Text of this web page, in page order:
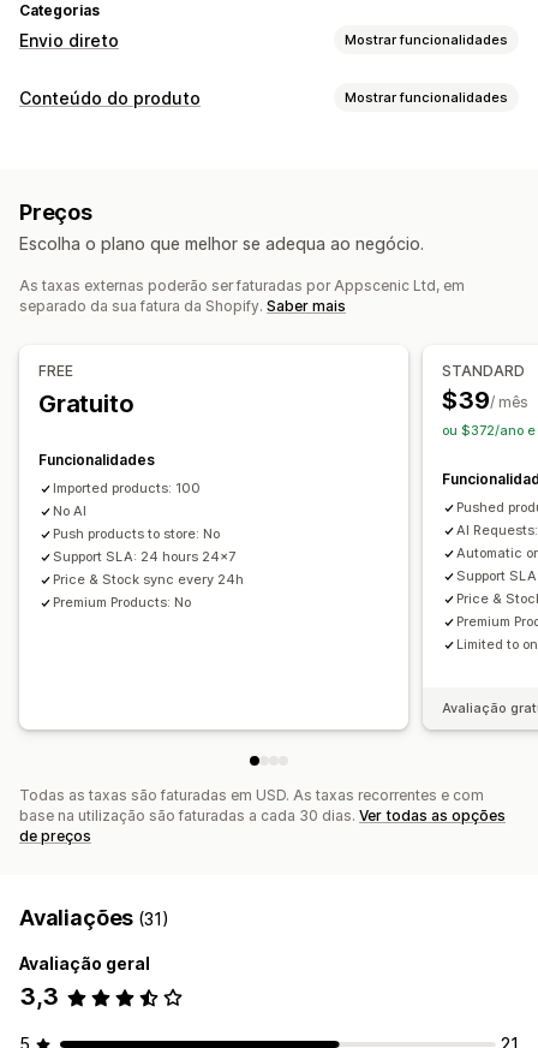
Categorias
Envio direto Mostrar funcionalidades
Produtos que pode vender
Entretenimento e conteúdos multimédia
Brinquedos e jogos
Produtos de bebé
Produtos desportivos Produtos para animais
Mobiliário
Empresas e escritório Equipamento Automóveis
Locais de aquisição
Chéquia
Dinamarca Emirados Árabes Unidos
Estados Unidos
França
Israel
Itália
Moldávia
Reino Unido
Roménia
Suécia Turquia
Conteúdo do produto Mostrar funcionalidades
Publicações nas redes sociais
Geração por IA Edição de imagem
Otimização automática
Pesquisa de palavras-chave
Otimização de URL
Preços
Escolha o plano que melhor se adequa ao negócio.
As taxas externas poderão ser faturadas por Appscenic Ltd, em
separado da sua fatura da Shopify. Saber mais
FREE
Gratuito
Funcionalidades
Imported products: 100
No AI
Push products to store: No
Support SLA: 24 hours 24x7
Price & Stock sync every 24h
Premium Products: No
STANDARD
$39/ mês
ou $372/ano e
Pushed
AI
Automatic
Support
Price &
Premium
Limited to
Avaliação
Todas as taxas são faturadas em USD. As taxas recorrentes e com
base na utilização são faturadas a cada 30 dias. Ver todas as opções
de preços
Avaliações (31)
Avaliação geral
3,3